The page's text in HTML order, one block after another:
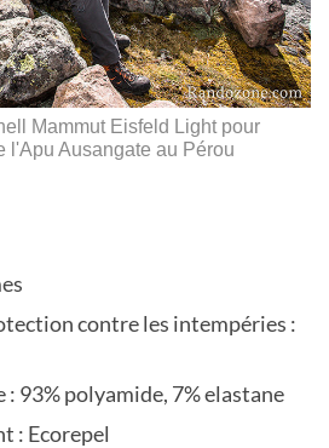
Mammut Eisfeld Light pour
l'Apu Ausangate au Pérou
contre les intempéries :
93% polyamide, 7% elastane
: Ecorepel